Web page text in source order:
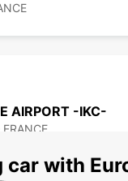
AIRPORT -IKC-
car with